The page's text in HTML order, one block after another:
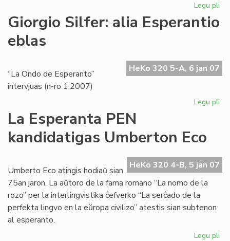
Legu pli
Giorgio Silfer: alia Esperantio
eblas
HeKo 320 5-A, 6 jan 07
“La Ondo de Esperanto”
intervjuas (n-ro 1:2007)
Legu pli
La Esperanta PEN
kandidatigas Umberton Eco
HeKo 320 4-B, 5 jan 07
Umberto Eco atingis hodiaŭ sian
75an jaron. La aŭtoro de la fama romano “La nomo de la
rozo” per la interlingvistika ĉefverko “La serĉado de la
perfekta lingvo en la eŭropa civilizo” atestis sian subtenon
al esperanto.
Legu pli